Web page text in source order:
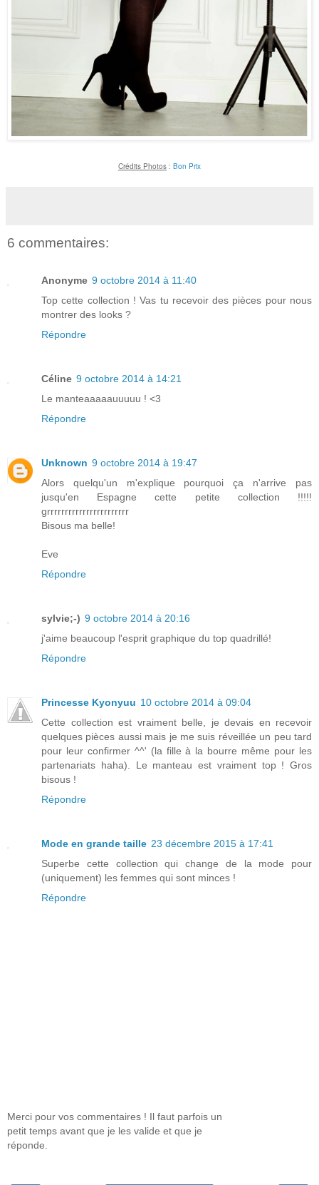
Crédits Photos : Bon Prix
6 commentaires:
Anonyme 9 octobre 2014 à 11:40
Top cette collection ! Vas tu recevoir des pièces pour nous
montrer des looks ?
Répondre
Céline 9 octobre 2014 à 14:21
Le manteaaaaauuuuu ! <3
Répondre
Unknown 9 octobre 2014 à 19:47
Alors quelqu'un m'explique pourquoi ça n'arrive pas
jusqu'en Espagne cette petite collection !!!!!
grrrrrrrrrrrrrrrrrrrrrrr
Bisous ma belle!
Eve
Répondre
sylvie;-) 9 octobre 2014 à 20:16
j'aime beaucoup l'esprit graphique du top quadrillé!
Répondre
Princesse Kyonyuu 10 octobre 2014 à 09:04
Cette collection est vraiment belle, je devais en recevoir
quelques pièces aussi mais je me suis réveillée un peu tard
pour leur confirmer ^^' (la fille à la bourre même pour les
partenariats haha). Le manteau est vraiment top ! Gros
bisous !
Répondre
Mode en grande taille 23 décembre 2015 à 17:41
Superbe cette collection qui change de la mode pour
(uniquement) les femmes qui sont minces !
Répondre
Merci pour vos commentaires ! Il faut parfois un
petit temps avant que je les valide et que je
réponde.